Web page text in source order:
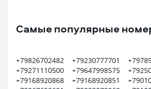
Самые популярные
+79826702482
+79271110500
+79168920868
+79230777701
+79647998575
+79168920851